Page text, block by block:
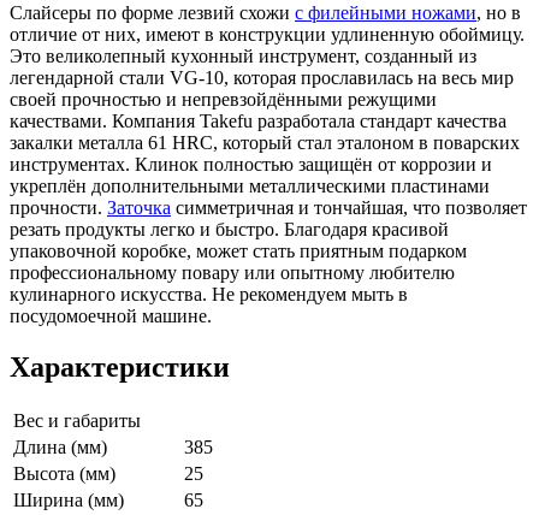
Слайсеры по форме лезвий схожи с филейными ножами, но в
отличие от них, имеют в конструкции удлиненную обоймицу.
Это великолепный кухонный инструмент, созданный из
легендарной стали VG-10, которая прославилась на весь мир
своей прочностью и непревзойдёнными режущими
качествами. Компания Takefu разработала стандарт качества
закалки металла 61 HRC, который стал эталоном в поварских
инструментах. Клинок полностью защищён от коррозии и
укреплён дополнительными металлическими пластинами
прочности. Заточка симметричная и тончайшая, что позволяет
резать продукты легко и быстро. Благодаря красивой
упаковочной коробке, может стать приятным подарком
профессиональному повару или опытному любителю
кулинарного искусства. Не рекомендуем мыть в
посудомоечной машине.
Характеристики
Вес и габариты
Длина (мм)
385
Высота (мм)
25
Ширина (мм)
65